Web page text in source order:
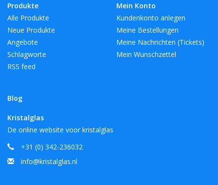
Produkte
Alle Produkte
Neue Produkte
Angebote
Schlagworte
RSS feed
Blog
Mein Konto
Kundenkonto anlegen
Meine Bestellungen
Meine Nachrichten (Tickets)
Mein Wunschzettel
Kristalglas
De online website voor kristalglas
+31 (0) 342-236032
info@kristalglas.nl